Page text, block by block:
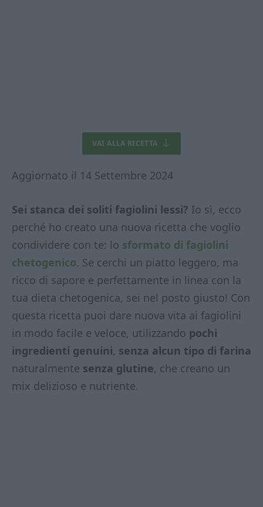
VAI ALLA RICETTA
Aggiornato il 14 Settembre 2024
Sei stanca dei soliti fagiolini lessi? Io sì, ecco
perché ho creato una nuova ricetta che voglio
condividere con te: lo sformato di fagiolini
chetogenico. Se cerchi un piatto leggero, ma
ricco di sapore e perfettamente in linea con la
tua dieta chetogenica, sei nel posto giusto! Con
questa ricetta puoi dare nuova vita ai fagiolini
in modo facile e veloce, utilizzando pochi
ingredienti genuini, senza alcun tipo di farina
naturalmente senza glutine, che creano un
mix delizioso e nutriente.